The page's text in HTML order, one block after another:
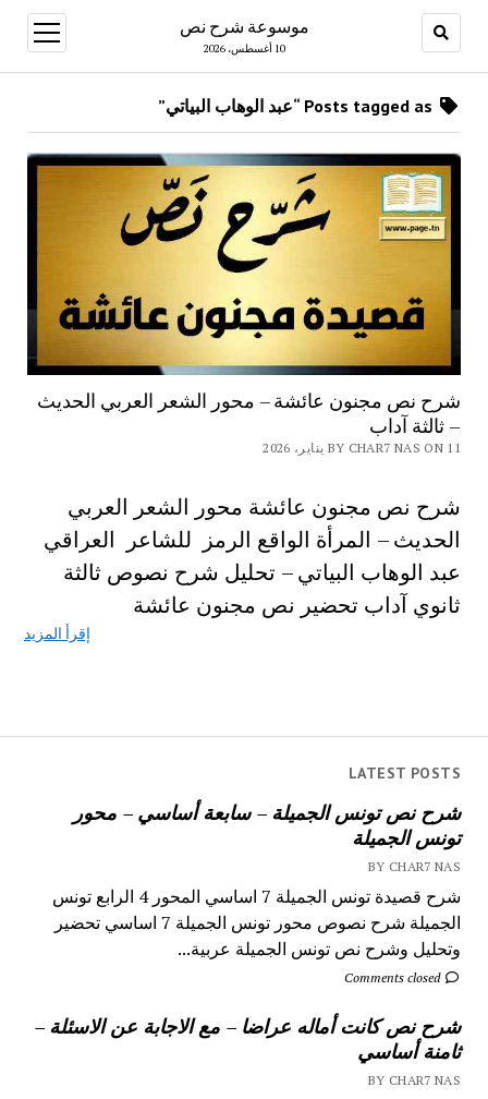
موسوعة شرح نص
10 أغسطس، 2026
open
menu
LATEST POSTS
شرح نص تونس الجميلة – سابعة أساسي – محور
تونس الجميلة
BY CHAR7 NAS
شرح قصيدة تونس الجميلة 7 اساسي المحور 4 الرابع تونس
الجميلة شرح نصوص محور تونس الجميلة 7 اساسي تحضير
وتحليل وشرح نص تونس الجميلة عربية...
Comments closed
شرح نص كانت أماله عراضا – مع الاجابة عن الاسئلة –
ثامنة أساسي
BY CHAR7 NAS
شرح نص مجنون عائشة – محور الشعر العربي الحديث
– ثالثة آداب
BY CHAR7 NAS ON 11 يناير، 2026
شرح نص مجنون عائشة محور الشعر العربي
الحديث – المرأة الواقع الرمز للشاعر العراقي
عبد الوهاب البياتي – تحليل شرح نصوص ثالثة
ثانوي آداب تحضير نص مجنون عائشة
إقرأ المزيد